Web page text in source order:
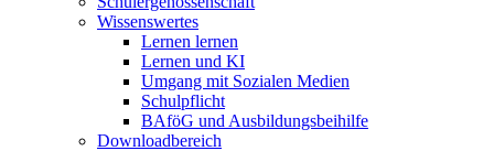
Wissenswertes
Lernen lernen
Lernen und KI
Umgang mit Sozialen Medien
Schulpflicht
BAföG und Ausbildungsbeihilfe
Downloadbereich